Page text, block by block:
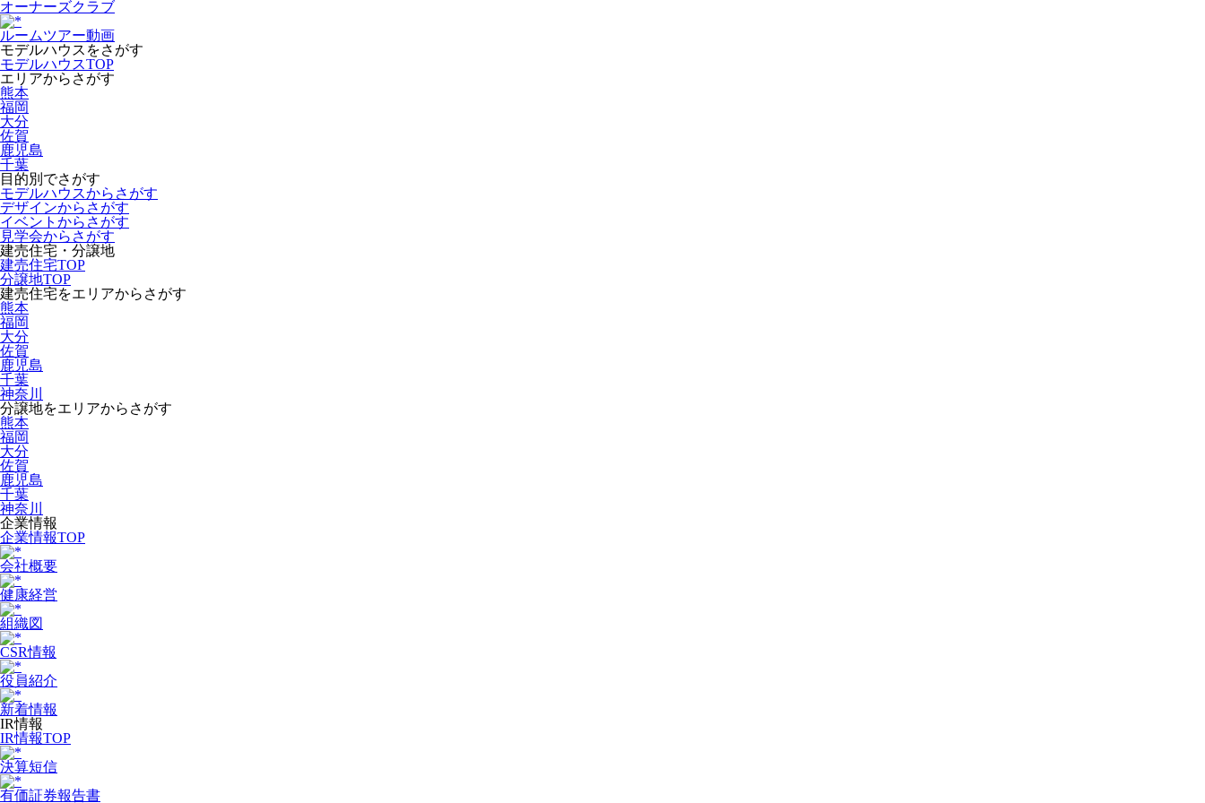
オーナーズクラブ
ルームツアー動画
モデルハウスをさがす
モデルハウスTOP
エリアからさがす
熊本
福岡
大分
佐賀
鹿児島
千葉
目的別でさがす
モデルハウスからさがす
デザインからさがす
イベントからさがす
見学会からさがす
建売住宅・分譲地
建売住宅TOP
分譲地TOP
建売住宅をエリアからさがす
熊本
福岡
大分
佐賀
鹿児島
千葉
神奈川
分譲地をエリアからさがす
熊本
福岡
大分
佐賀
鹿児島
千葉
神奈川
企業情報
企業情報TOP
会社概要
健康経営
組織図
CSR情報
役員紹介
新着情報
IR情報
IR情報TOP
決算短信
有価証券報告書